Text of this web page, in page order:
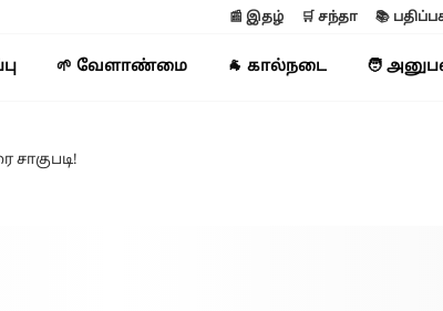
📰 இதழ் 🛒 சந்தா 📚
🌱 வேளாண்மை 🐐 கால்நடை 🧑